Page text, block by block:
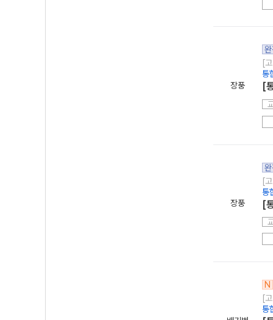
장풍
[
통
[
장풍
[
통
[
N
[
통